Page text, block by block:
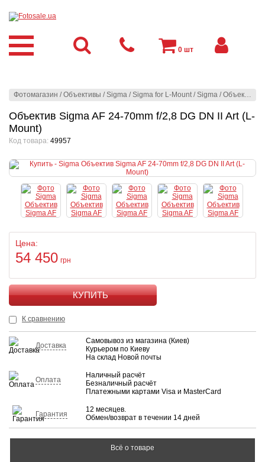
Фотомагазин /Объективы /Sigma /Sigma for L-Mount /Sigma /Объектив Sigma AF 24-70mm f/2,8 DG DN II Art (L-Mount)
Объектив Sigma AF 24-70mm f/2,8 DG DN II Art (L-
Mount)
Код товара: 49957
Цена:
54 450 грн
КУПИТЬ
К сравнению
Доставка
Самовывоз из магазина (Киев)
Курьером по Киеву
На склад Новой почты
Оплата
Наличный расчёт
Безналичный расчёт
Платежными картами Visa и MasterCard
Гарантия
12 месяцев.
Обмен/возврат в течении 14 дней
Всё о товаре
0 шт